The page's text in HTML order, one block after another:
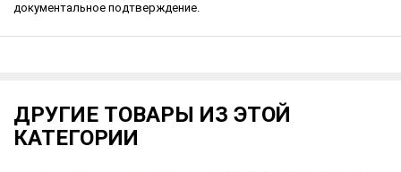
документальное подтверждение.
ДРУГИЕ ТОВАРЫ ИЗ ЭТОЙ
КАТЕГОРИИ